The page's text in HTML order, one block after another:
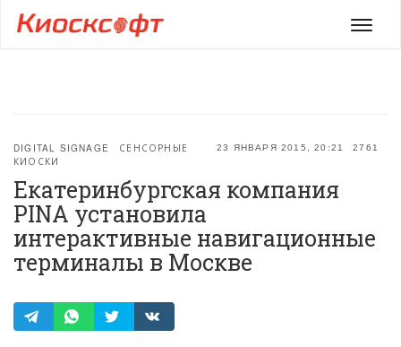
Меню
23 ЯНВАРЯ 2015, 20:21 2761
DIGITAL SIGNAGE
СЕНСОРНЫЕ
КИОСКИ
Екатеринбургская компания
PINA установила
интерактивные навигационные
терминалы в Москве